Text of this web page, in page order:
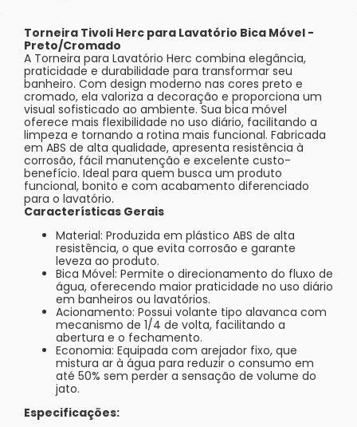
Torneira Tivoli Herc para Lavatório Bica Móvel -
Preto/Cromado
A Torneira para Lavatório Herc combina elegância,
praticidade e durabilidade para transformar seu
banheiro. Com design moderno nas cores preto e
cromado, ela valoriza a decoração e proporciona um
visual sofisticado ao ambiente. Sua bica móvel
oferece mais flexibilidade no uso diário, facilitando a
limpeza e tornando a rotina mais funcional. Fabricada
em ABS de alta qualidade, apresenta resistência à
corrosão, fácil manutenção e excelente custo-
benefício. Ideal para quem busca um produto
funcional, bonito e com acabamento diferenciado
para o lavatório.
Características Gerais
Material: Produzida em plástico ABS de alta
resistência, o que evita corrosão e garante
leveza ao produto.
Bica Móvel: Permite o direcionamento do fluxo de
água, oferecendo maior praticidade no uso diário
em banheiros ou lavatórios.
Acionamento: Possui volante tipo alavanca com
mecanismo de 1/4 de volta, facilitando a
abertura e o fechamento.
Economia: Equipada com arejador fixo, que
mistura ar à água para reduzir o consumo em
até 50% sem perder a sensação de volume do
jato.
Especificações: